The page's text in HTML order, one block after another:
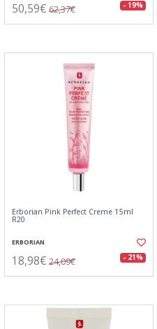
50,59€ 62,37€ - 19%
Erborian Pink Perfect Creme 15ml
R20
ERBORIAN
18,98€ 24,09€ - 21%